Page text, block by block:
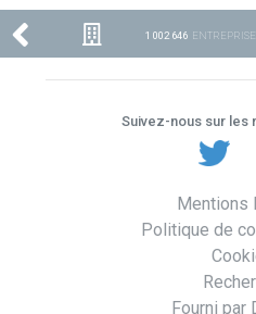
1 002 646
Suivez-nous sur les
Mentions
Politique de
Fourni par